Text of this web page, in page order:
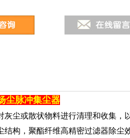
尘脉冲集尘器
尘或散状物料进行清理和收集，
构，聚酯纤维高精密过滤器除尘